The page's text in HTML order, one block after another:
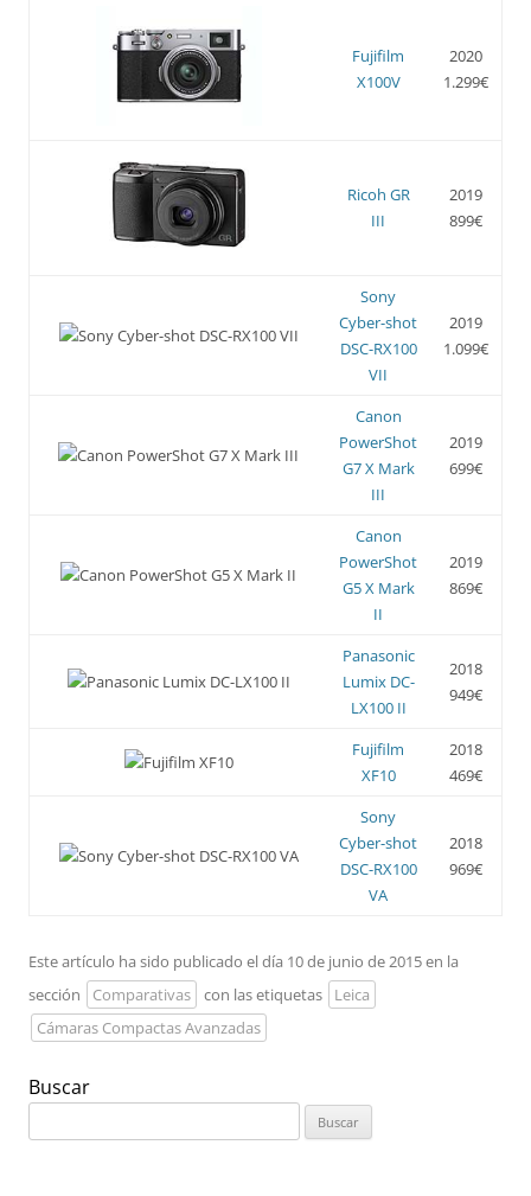
Fujifilm
X100V
2020
1.299€
Ricoh GR
III
2019
899€
Sony
Cyber-shot
DSC-RX100
VII
2019
1.099€
Canon
PowerShot
G7 X Mark
III
2019
699€
Canon
PowerShot
G5 X Mark
II
2019
869€
Panasonic
Lumix DC-
LX100 II
2018
949€
Fujifilm
XF10
2018
469€
Sony
Cyber-shot
DSC-RX100
VA
2018
969€
Este artículo ha sido publicado el día 10 de junio de 2015 en la
sección
Comparativas con las etiquetas
Leica
Cámaras Compactas Avanzadas
Buscar